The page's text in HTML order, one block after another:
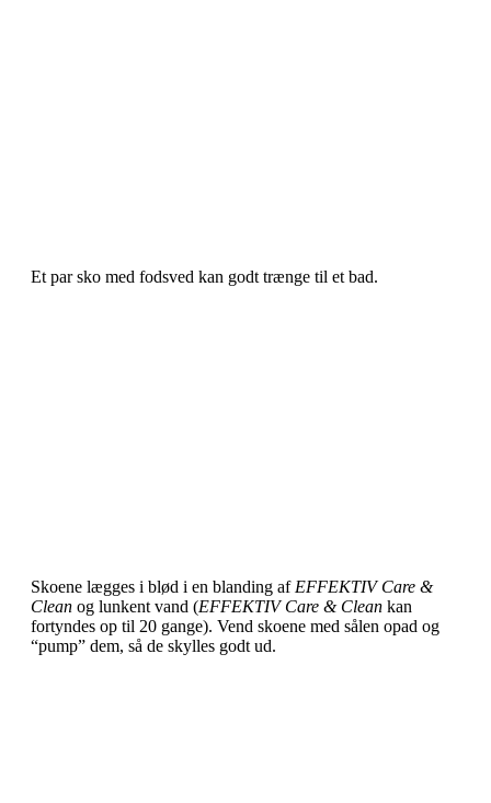
Et par sko med fodsved kan godt trænge til et bad.
Skoene lægges i blød i en blanding af EFFEKTIV Care &
Cleanog lunkent vand (EFFEKTIV Care & Cleankan
fortyndes op til 20 gange). Vend skoene med sålen opad og
“pump” dem, så de skylles godt ud.